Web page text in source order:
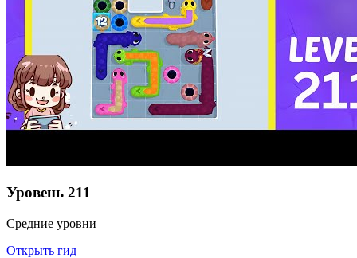
Уровень 211
Средние уровни
Открыть гид